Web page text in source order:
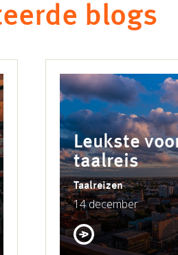
blogs
Leukste
taalreis
Taalreizen
14 december